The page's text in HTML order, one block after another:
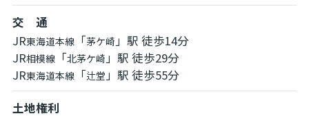
交 通
JR東海道本線「茅ケ崎 」駅 徒歩14分
JR相模線「北茅ケ崎 」駅 徒歩29分
JR東海道本線「辻堂 」駅 徒歩55分
土地権利